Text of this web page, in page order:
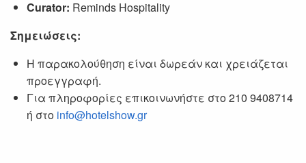
Curator: Reminds Hospitality
Σημειώσεις:
Η παρακολούθηση είναι δωρεάν και χρειάζεται
προεγγραφή.
Για πληροφορίες επικοινωνήστε στο 210 9408714
ή στο info@hotelshow.gr